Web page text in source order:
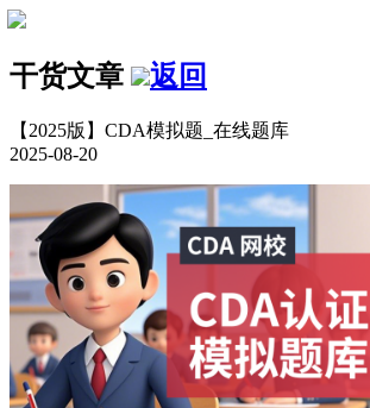
干货文章 返回
【2025版】CDA模拟题_在线题库
2025-08-20